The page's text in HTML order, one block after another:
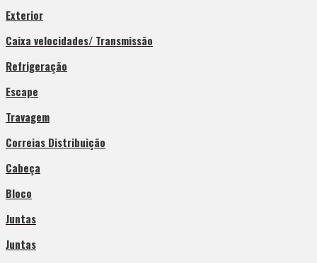
Exterior
Caixa velocidades/ Transmissão
Refrigeração
Escape
Travagem
Correias Distribuição
Cabeça
Bloco
Juntas
Juntas